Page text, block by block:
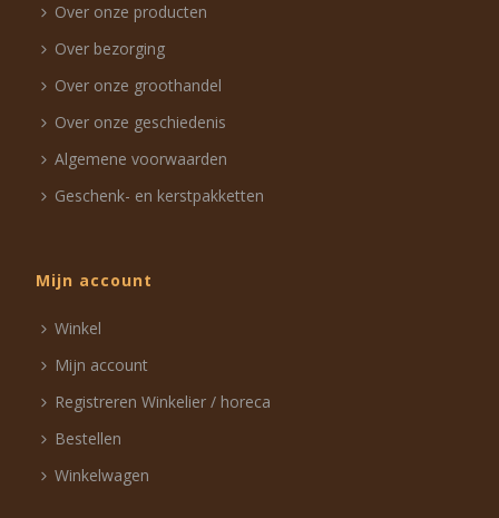
Over onze producten
Over bezorging
Over onze groothandel
Over onze geschiedenis
Algemene voorwaarden
Geschenk- en kerstpakketten
Mijn account
Winkel
Mijn account
Registreren Winkelier / horeca
Bestellen
Winkelwagen